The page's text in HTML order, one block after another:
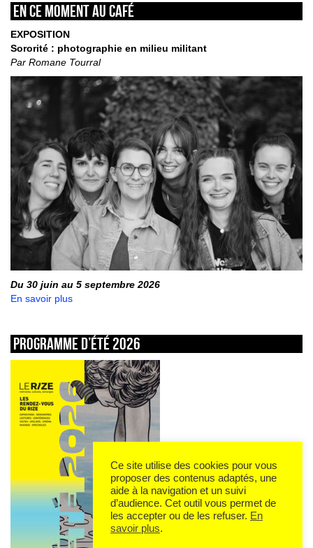
En ce moment au café
EXPOSITION
Sororité : photographie en milieu militant
Par Romane Tourral
Du 30 juin au 5 septembre 2026
En savoir plus
Programme d’été 2026
Ce site utilise des cookies pour vous
proposer des contenus adaptés, une
aide à la navigation et un suivi
d’audience. Cet outil vous permet de
les accepter ou de les refuser. En
savoir plus.